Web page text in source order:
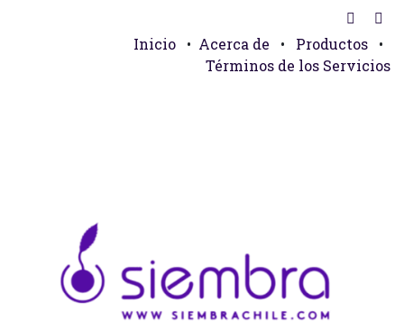
Inicio • Acerca de • Productos
•
Términos de los Servicios